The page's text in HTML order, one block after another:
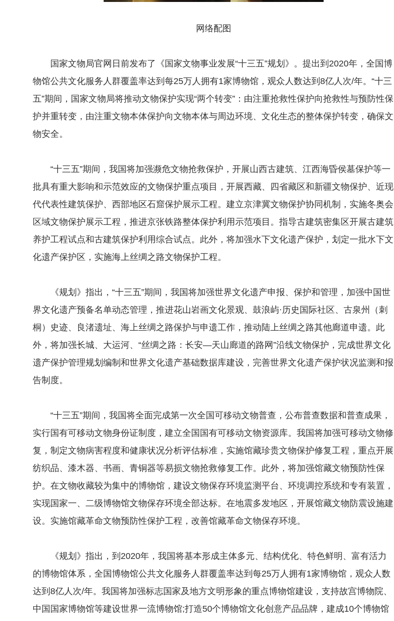
网络配图
国家文物局官网日前发布了《国家文物事业发展“十三五”规划》。提出到2020年，全国博
物馆公共文化服务人群覆盖率达到每25万人拥有1家博物馆，观众人数达到8亿人次/年。“十三
五”期间，国家文物局将推动文物保护实现“两个转变”：由注重抢救性保护向抢救性与预防性保
护并重转变，由注重文物本体保护向文物本体与周边环境、文化生态的整体保护转变，确保文
物安全。
“十三五”期间，我国将加强濒危文物抢救保护，开展山西古建筑、江西海昏侯墓保护等一
批具有重大影响和示范效应的文物保护重点项目，开展西藏、四省藏区和新疆文物保护、近现
代代表性建筑保护、西部地区石窟保护展示工程。建立京津冀文物保护协同机制，实施冬奥会
区域文物保护展示工程，推进京张铁路整体保护利用示范项目。指导古建筑密集区开展古建筑
养护工程试点和古建筑保护利用综合试点。此外，将加强水下文化遗产保护，划定一批水下文
化遗产保护区，实施海上丝绸之路文物保护工程。
《规划》指出，“十三五”期间，我国将加强世界文化遗产申报、保护和管理，加强中国世
界文化遗产预备名单动态管理，推进花山岩画文化景观、鼓浪屿·历史国际社区、古泉州（刺
桐）史迹、良渚遗址、海上丝绸之路保护与申遗工作，推动陆上丝绸之路其他廊道申遗。此
外，将加强长城、大运河、“丝绸之路：长安—天山廊道的路网”沿线文物保护，完成世界文化
遗产保护管理规划编制和世界文化遗产基础数据库建设，完善世界文化遗产保护状况监测和报
告制度。
“十三五”期间，我国将全面完成第一次全国可移动文物普查，公布普查数据和普查成果，
实行国有可移动文物身份证制度，建立全国国有可移动文物资源库。我国将加强可移动文物修
复，制定文物病害程度和健康状况分析评估标准，实施馆藏珍贵文物保护修复工程，重点开展
纺织品、漆木器、书画、青铜器等易损文物抢救修复工作。此外，将加强馆藏文物预防性保
护。在文物收藏较为集中的博物馆，建设文物保存环境监测平台、环境调控系统和专有装置，
实现国家一、二级博物馆文物保存环境全部达标。在地震多发地区，开展馆藏文物防震设施建
设。实施馆藏革命文物预防性保护工程，改善馆藏革命文物保存环境。
《规划》指出，到2020年，我国将基本形成主体多元、结构优化、特色鲜明、富有活力
的博物馆体系，全国博物馆公共文化服务人群覆盖率达到每25万人拥有1家博物馆，观众人数
达到8亿人次/年。我国将加强标志国家及地方文明形象的重点博物馆建设，支持故宫博物院、
中国国家博物馆等建设世界一流博物馆;打造50个博物馆文化创意产品品牌，建成10个博物馆